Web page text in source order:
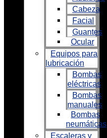
Cabeza
Facial
Guantes
Ocular
Equipos para
lubricación
Bombas
eléctricas
Bombas
manuales
Bombas
neumáticas
Escaleras y